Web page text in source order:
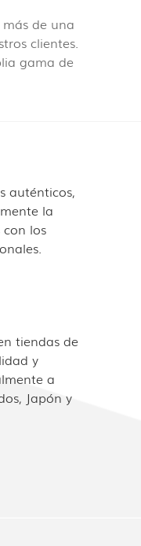
de una
clientes.
gama de
auténticos,
la
los
tiendas de
y
a
Japón y